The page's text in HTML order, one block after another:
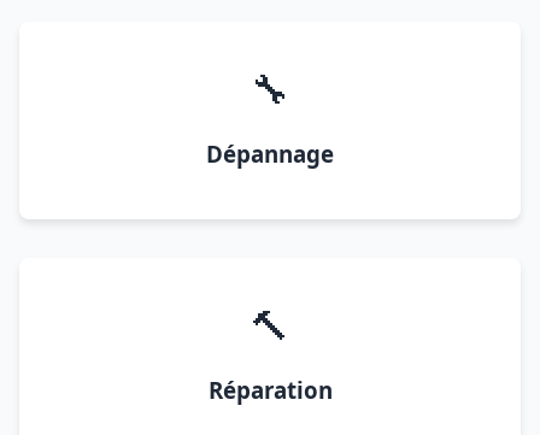
🔧
Dépannage
🔨
Réparation